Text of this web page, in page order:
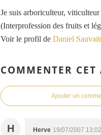
Je suis arboriculteur,
(Interprofession des fruits et
Voir le profil de Daniel
COMMENTER CET
Ajouter un
H Herve 19/07/2007 13:02